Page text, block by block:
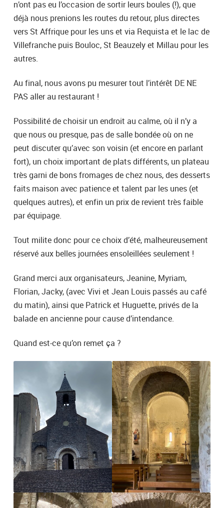
n’ont pas eu l’occasion de sortir leurs boules (!), que
déjà nous prenions les routes du retour, plus directes
vers St Affrique pour les uns et via Requista et le lac de
Villefranche puis Bouloc, St Beauzely et Millau pour les
autres.
Au final, nous avons pu mesurer tout l’intérêt DE NE
PAS aller au restaurant !
Possibilité de choisir un endroit au calme, où il n’y a
que nous ou presque, pas de salle bondée où on ne
peut discuter qu’avec son voisin (et encore en parlant
fort), un choix important de plats différents, un plateau
très garni de bons fromages de chez nous, des desserts
faits maison avec patience et talent par les unes (et
quelques autres), et enfin un prix de revient très faible
par équipage.
Tout milite donc pour ce choix d’été, malheureusement
réservé aux belles journées ensoleillées seulement !
Grand merci aux organisateurs, Jeanine, Myriam,
Florian, Jacky, (avec Vivi et Jean Louis passés au café
du matin), ainsi que Patrick et Huguette, privés de la
balade en ancienne pour cause d’intendance.
Quand est-ce qu’on remet ça ?